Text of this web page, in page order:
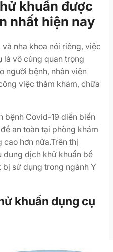
khuẩn được
nhất hiện nay
nha khoa nói riêng, việc
là vô cùng quan trọng
người bệnh, nhân viên
việc thăm khám, chữa
bệnh Covid-19 diễn biến
an toàn tại phòng khám
hơn nữa.Trên thị
dung dịch khử khuẩn bề
bị sử dụng trong ngành Y
khuẩn dụng cụ